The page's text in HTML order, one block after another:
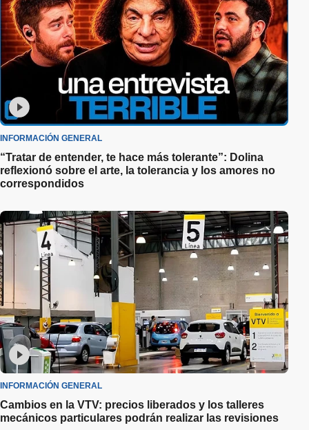
INFORMACIÓN GENERAL
“Tratar de entender, te hace más tolerante”: Dolina
reflexionó sobre el arte, la tolerancia y los amores no
correspondidos
INFORMACIÓN GENERAL
Cambios en la VTV: precios liberados y los talleres
mecánicos particulares podrán realizar las revisiones